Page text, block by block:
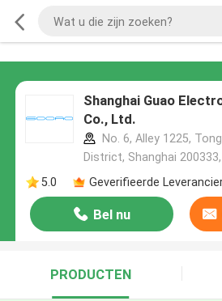
Shanghai Guao
Co., Ltd.
No. 6, Alley 1225,
District, Shanghai 200333,
5.0
Geverifieerde
Bel nu
PRODUCTEN